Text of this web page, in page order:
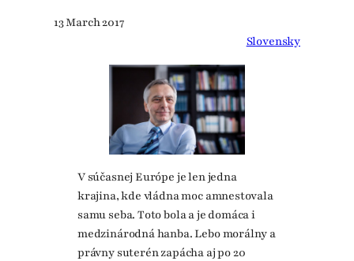
13 March 2017
Slovensky
V súčasnej Európe je len jedna
krajina, kde vládna moc amnestovala
samu seba. Toto bola a je domáca i
medzinárodná hanba. Lebo morálny a
právny suterén zapácha aj po 20